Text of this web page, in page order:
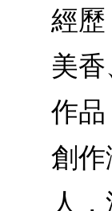
經歷
美
作品
創作
人